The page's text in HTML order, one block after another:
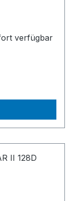
verfügbar